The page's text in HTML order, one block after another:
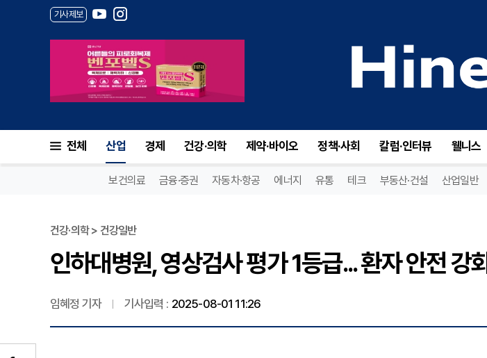
기사제보
전체 산업 경제 건강·의학 제약·바이오 정책·사회 칼럼·인터뷰 웰니스
보건의료 금융·증권 자동차·항공 에너지 유통 테크 부동산·건설 산업일반
건강·의학 > 건강일반
인하대병원, 영상검사 평가 1등급... 환자 안전 강
임혜정 기자 기사입력 : 2025-08-01 11:26